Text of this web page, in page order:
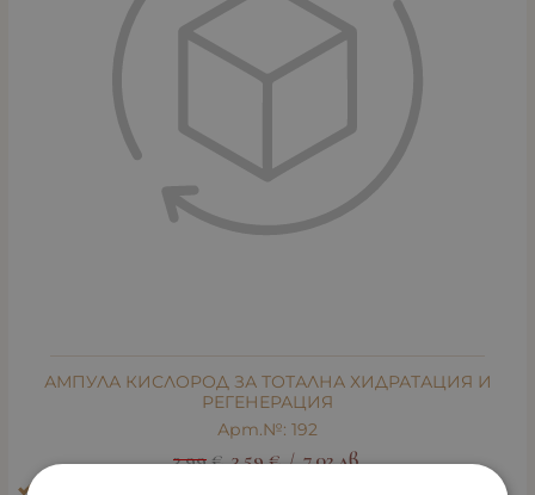
АМПУЛА КИСЛОРОД ЗА ТОТАЛНА ХИДРАТАЦИЯ И
РЕГЕНЕРАЦИЯ
Арт.№: 192
3.99€ 3.59€ / 7.02лв.